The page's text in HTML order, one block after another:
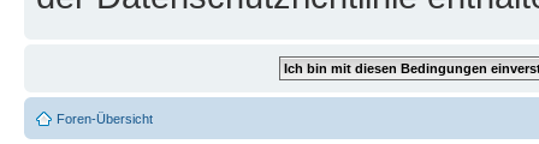
Foren-Übersicht